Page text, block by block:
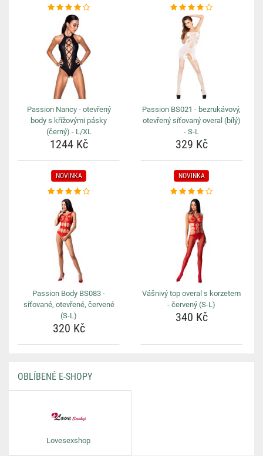
Passion Nancy - otevřený
body s křížovými pásky
(černý) - L/XL
1244 Kč
Passion BS021 - bezrukávový,
otevřený síťovaný overal (bílý)
- S-L
329 Kč
NOVINKA
Passion Body BS083 -
síťované, otevřené, červené
(S-L)
320 Kč
NOVINKA
Vášnivý top overal s korzetem
- červený (S-L)
340 Kč
OBLÍBENÉ E-SHOPY
Lovesexshop